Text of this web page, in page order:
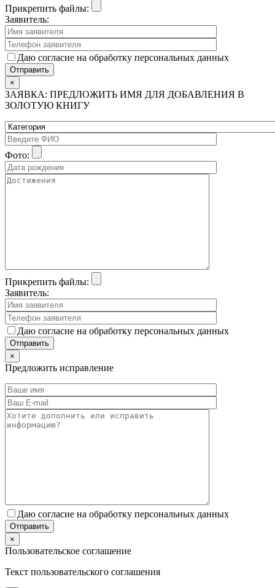
Прикрепить файлы:
Заявитель:
Даю согласие на обработку персональных данных
×
ЗАЯВКА: ПРЕДЛОЖИТЬ ИМЯ ДЛЯ ДОБАВЛЕНИЯ В
ЗОЛОТУЮ КНИГУ
Фото:
Прикрепить файлы:
Заявитель:
Даю согласие на обработку персональных данных
×
Предложить исправление
Даю согласие на обработку персональных данных
×
Пользовательское соглашение
Текст пользовательского соглашения